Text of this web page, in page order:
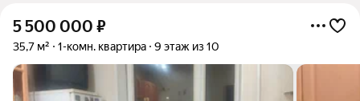
5 500 000 ₽
35,7 м² 1-комн. квартира 9 этаж из 10